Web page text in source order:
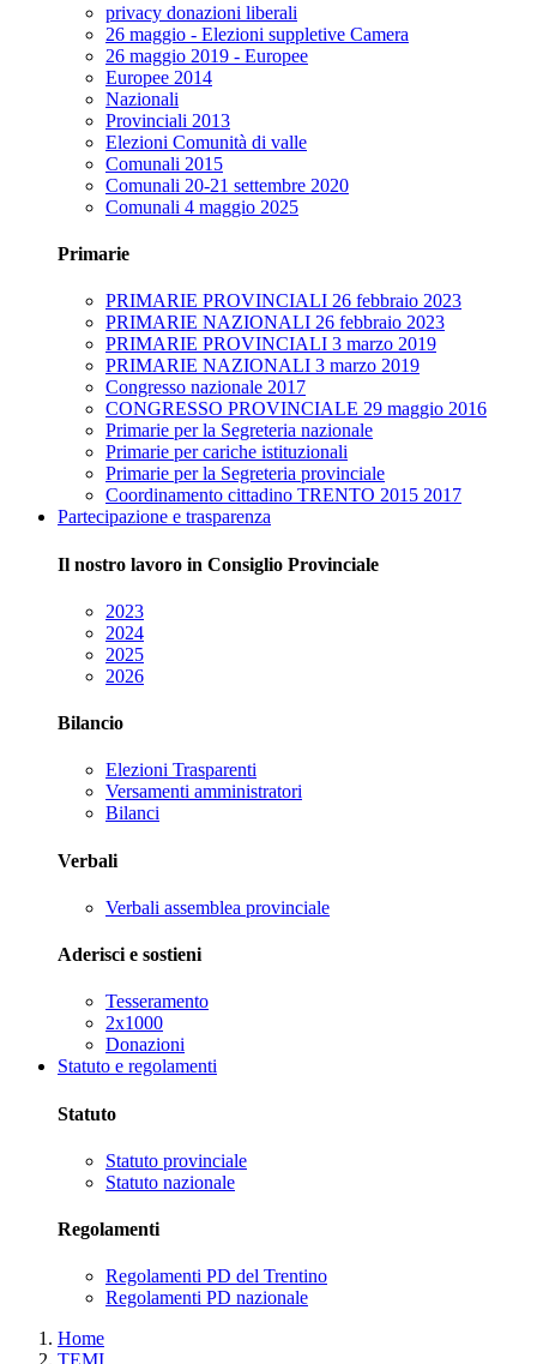
privacy donazioni liberali
26 maggio - Elezioni suppletive Camera
26 maggio 2019 - Europee
Europee 2014
Nazionali
Provinciali 2013
Elezioni Comunità di valle
Comunali 2015
Comunali 20-21 settembre 2020
Comunali 4 maggio 2025
Primarie
PRIMARIE PROVINCIALI 26 febbraio 2023
PRIMARIE NAZIONALI 26 febbraio 2023
PRIMARIE PROVINCIALI 3 marzo 2019
PRIMARIE NAZIONALI 3 marzo 2019
Congresso nazionale 2017
CONGRESSO PROVINCIALE 29 maggio 2016
Primarie per la Segreteria nazionale
Primarie per cariche istituzionali
Primarie per la Segreteria provinciale
Coordinamento cittadino TRENTO 2015 2017
Partecipazione e trasparenza
Il nostro lavoro in Consiglio Provinciale
2023
2024
2025
2026
Bilancio
Elezioni Trasparenti
Versamenti amministratori
Bilanci
Verbali
Verbali assemblea provinciale
Aderisci e sostieni
Tesseramento
2x1000
Donazioni
Statuto e regolamenti
Statuto
Statuto provinciale
Statuto nazionale
Regolamenti
Regolamenti PD del Trentino
Regolamenti PD nazionale
Home